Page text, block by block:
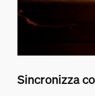
Sincronizza